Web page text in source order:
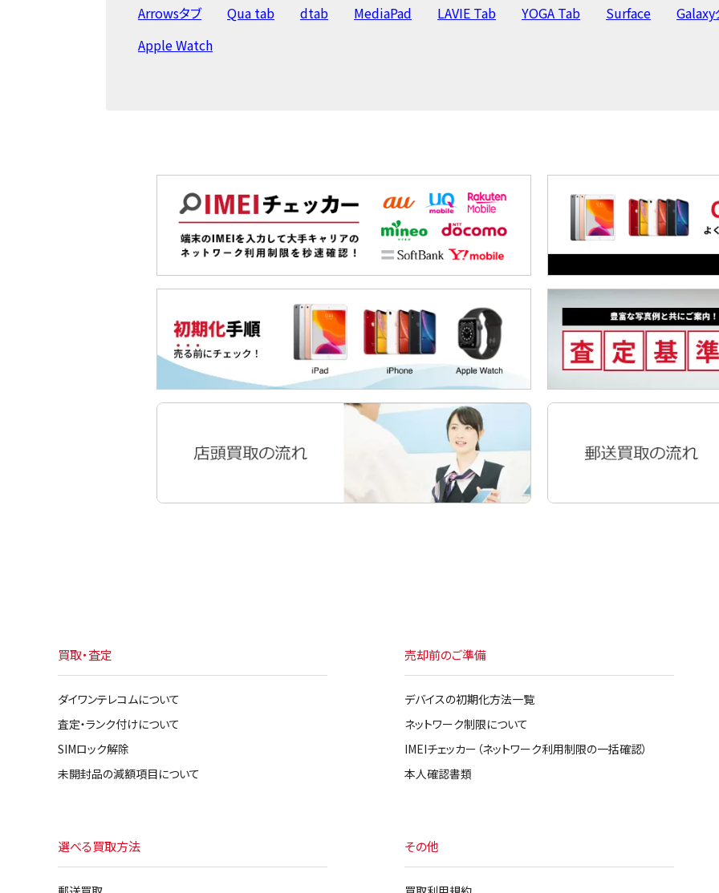
Arrowsタブ
Qua tab dtab MediaPad LAVIE Tab YOGA Tab Surface
Galaxy
Apple Watch
買取・査定
ダイワンテレコムについて
査定・ランク付けについて
SIMロック解除
未開封品の減額項目について
選べる買取方法
売却前のご準備
デバイスの初期化方法一覧
ネットワーク制限について
IMEIチェッカー（ネットワーク利用制限の一括確認）
本人確認書類
その他